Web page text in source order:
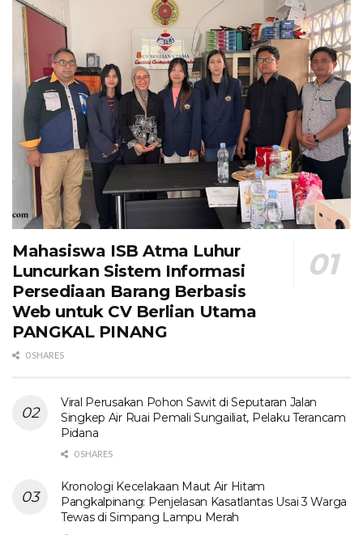
Mahasiswa ISB Atma Luhur
Luncurkan Sistem Informasi
Persediaan Barang Berbasis
Web untuk CV Berlian Utama​
PANGKAL PINANG
0 SHARES
Viral Perusakan Pohon Sawit di Seputaran Jalan
Singkep Air Ruai Pemali Sungailiat, Pelaku Terancam
Pidana
0 SHARES
Kronologi Kecelakaan Maut Air Hitam
Pangkalpinang: Penjelasan Kasatlantas Usai 3 Warga
Tewas di Simpang Lampu Merah